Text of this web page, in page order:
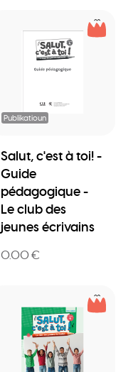
Publikatioun
Salut, c'est à toi! -
Guide
pédagogique -
Le club des
jeunes écrivains
0.00 €